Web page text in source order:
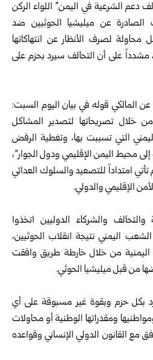
دعم الشرعية في اليمن” اللواء الركن
الصادرة عن ميليشيا الحوثيين ضد
لصرف الأنظار عن انتهاكاتها
على أن التحالف سيرد بحزم على
عن المالكي قوله في بيان اليوم السبت:
خلال تصريحاتها لتصدير المشاكل
التي تسببت بها، وتغطية الرفض
إلى محيط اليمن الإقليمي ودول الجوار”،
امتداداً للتصعيد والسلوك العدائي
الإقليمي والدولي.
والشركاء الدوليين اتخذوا
اليمني نتيجة انقلاب الحوثيين،
من خلال خارطة طريق وافقت
من قبل ميليشيا الحوثي.
بكل حزم وبقوة غير مسبوقة على أي
ومقدراتها الوطنية أو محاولات
مع القانون الدولي الإنساني وقواعده